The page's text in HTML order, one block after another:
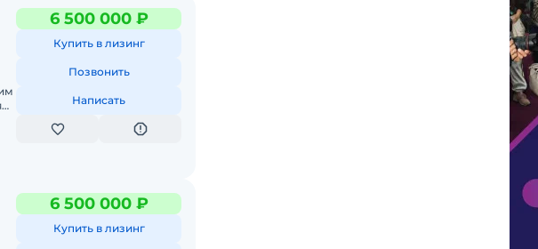
6 500 000 ₽
Купить в лизинг
Позвонить
Написать
6 500 000 ₽
Купить в лизинг